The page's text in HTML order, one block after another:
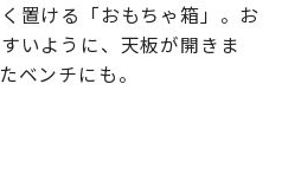
置ける「おもちゃ箱」。お
いように、天板が開きま
ベンチにも。